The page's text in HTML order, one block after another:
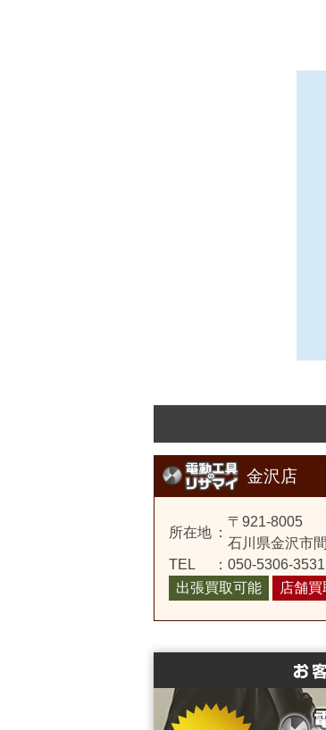
金沢店
所在地 ：
〒921-8005
石川県金沢市
TEL
： 050-5306-3531
出張買取可能
店舗